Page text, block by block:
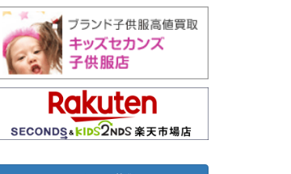
2026-06-18 東京都渋谷区 9 38,420
2026-06-18 岐阜県大垣市 43
2026-06-18 東京都目黒区
東京都豊島区 2
横浜市青葉区
2026-06-16 東京都武蔵野市 20 34,300